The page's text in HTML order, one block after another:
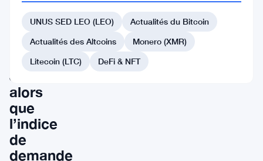
reste
bloqué
sous
$2,000
alors
que
l’indice
de
demande
UNUS SED LEO (LEO)
Actualités du Bitcoin
Actualités des Altcoins
Monero (XMR)
Litecoin (LTC)
DeFi & NFT